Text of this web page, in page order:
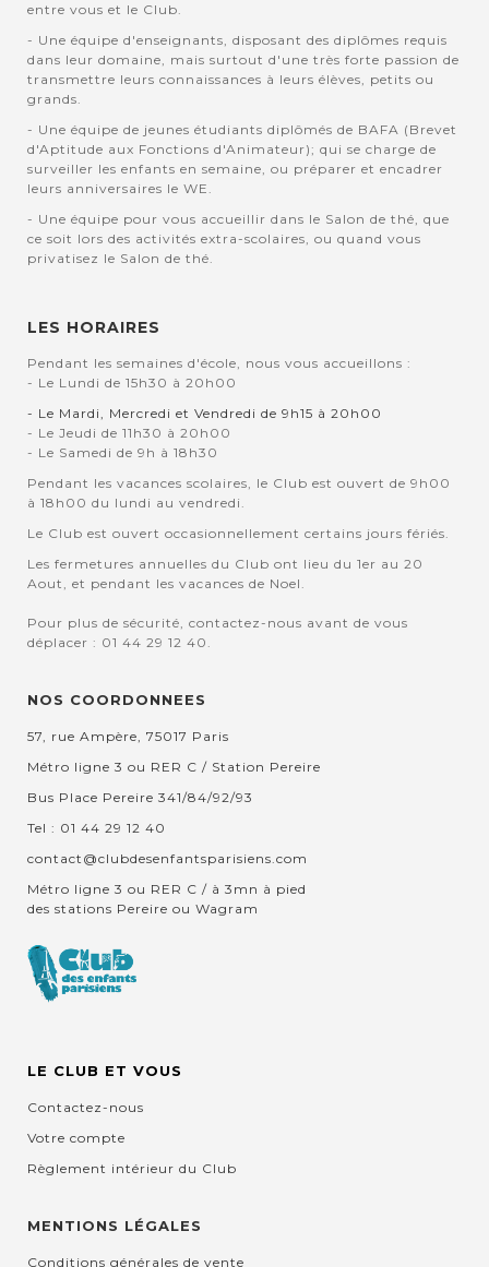
entre vous et le Club.
- Une équipe d'enseignants, disposant des diplômes requis
dans leur domaine, mais surtout d'une très forte passion de
transmettre leurs connaissances à leurs élèves, petits ou
grands.
- Une équipe de jeunes étudiants diplômés de BAFA (Brevet
d'Aptitude aux Fonctions d'Animateur); qui se charge de
surveiller les enfants en semaine, ou préparer et encadrer
leurs anniversaires le WE.
- Une équipe pour vous accueillir dans le Salon de thé, que
ce soit lors des activités extra-scolaires, ou quand vous
privatisez le Salon de thé.
LES HORAIRES
Pendant les semaines d'école, nous vous accueillons :
- Le Lundi de 15h30 à 20h00
- Le Mardi, Mercredi et Vendredi de 9h15 à 20h00
- Le Jeudi de 11h30 à 20h00
- Le Samedi de 9h à 18h30
Pendant les vacances scolaires, le Club est ouvert de 9h00
à 18h00 du lundi au vendredi.
Le Club est ouvert occasionnellement certains jours fériés.
Les fermetures annuelles du Club ont lieu du 1er au 20
Aout, et pendant les vacances de Noel.
Pour plus de sécurité, contactez-nous avant de vous
déplacer : 01 44 29 12 40.
NOS COORDONNEES
57, rue Ampère, 75017 Paris
Métro ligne 3 ou RER C / Station Pereire
Bus Place Pereire 341/84/92/93
Tel : 01 44 29 12 40
contact@clubdesenfantsparisiens.com
Métro ligne 3 ou RER C / à 3mn à pied
des stations Pereire ou Wagram
LE CLUB ET VOUS
Contactez-nous
Votre compte
Règlement intérieur du Club
MENTIONS LÉGALES
Conditions générales de vente